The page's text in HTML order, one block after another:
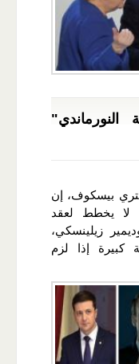
بيسكوف، إن
لا يخطط لعقد
زيلينسكي،
كبيرة إذا لزم